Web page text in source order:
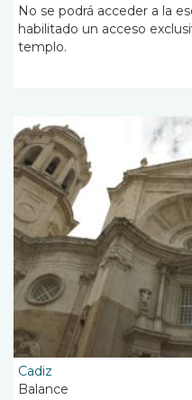
No se podrá acceder a la
habilitado un acceso
templo.
Cadiz
Balance